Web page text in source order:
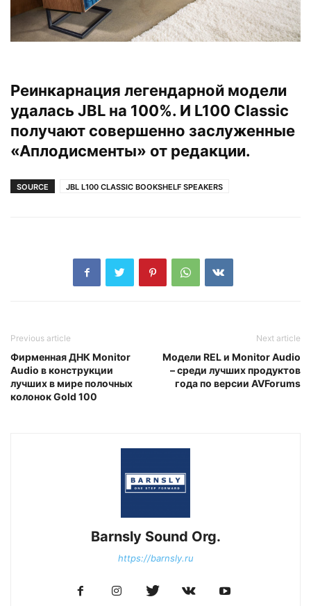
Реинкарнация легендарной модели
удалась JBL на 100%. И L100 Classic
получают совершенно заслуженные
«Аплодисменты» от редакции.
SOURCE JBL L100 CLASSIC BOOKSHELF SPEAKERS
Previous article
Фирменная ДНК Monitor
Audio в конструкции
лучших в мире полочных
колонок Gold 100
Next article
Модели REL и Monitor Audio
– среди лучших продуктов
года по версии AVForums
Barnsly Sound Org.
https://barnsly.ru